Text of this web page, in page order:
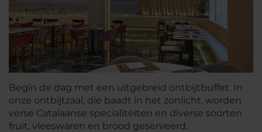
Begin de dag met een uitgebreid ontbijtbuffet. In
onze ontbijtzaal, die baadt in het zonlicht, worden
verse Catalaanse specialiteiten en diverse soorten
fruit, vleeswaren en brood geserveerd.